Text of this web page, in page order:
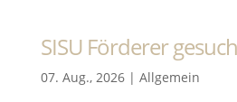
SISU Förderer
07. Aug., 2026| Allgemein